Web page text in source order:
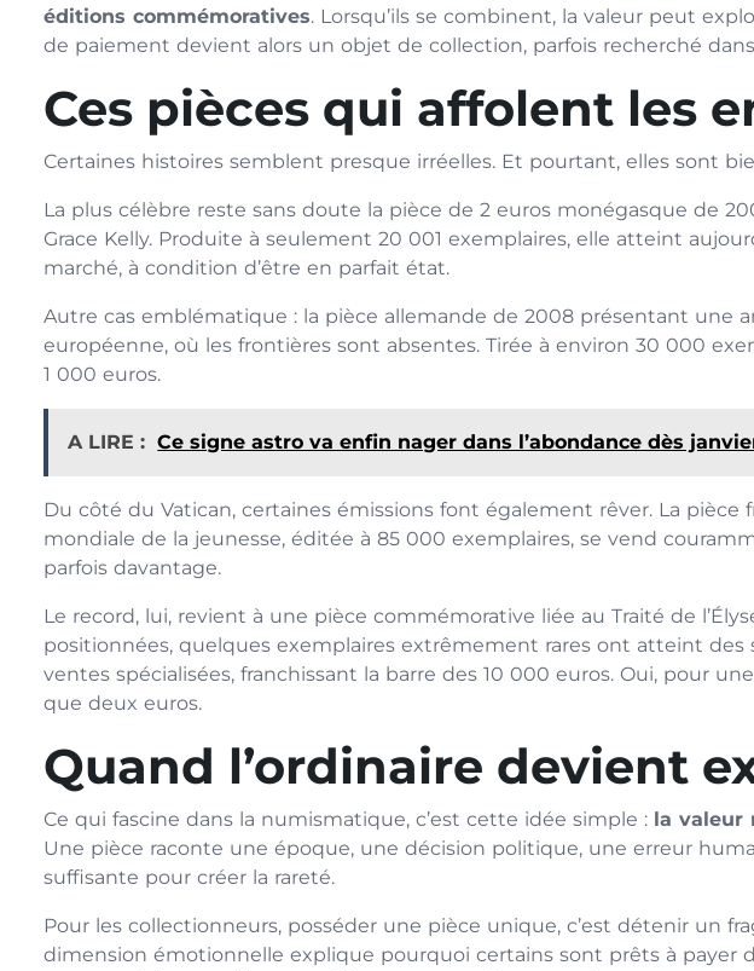
éditions commémoratives. Lorsqu’ils se combinent, la valeur peut
de paiement devient alors un objet de collection, parfois recherché
Ces pièces qui affolent les
Certaines histoires semblent presque irréelles. Et pourtant, elles sont
La plus célèbre reste sans doute la pièce de 2 euros monégasque de
Grace Kelly. Produite à seulement 20 001 exemplaires, elle atteint
marché, à condition d’être en parfait état.
Autre cas emblématique : la pièce allemande de 2008 présentant une
européenne, où les frontières sont absentes. Tirée à environ 30 000
1 000 euros.
A LIRE : Ce signe astro va enfin nager dans l’abondance dès
Du côté du Vatican, certaines émissions font également rêver. La pièce
mondiale de la jeunesse, éditée à 85 000 exemplaires, se vend
parfois davantage.
Le record, lui, revient à une pièce commémorative liée au Traité de
positionnées, quelques exemplaires extrêmement rares ont atteint
ventes spécialisées, franchissant la barre des 10 000 euros. Oui, pour
que deux euros.
Quand l’ordinaire devient
Ce qui fascine dans la numismatique, c’est cette idée simple : la valeur
Une pièce raconte une époque, une décision politique, une erreur
suffisante pour créer la rareté.
Pour les collectionneurs, posséder une pièce unique, c’est détenir un
dimension émotionnelle explique pourquoi certains sont prêts à payer